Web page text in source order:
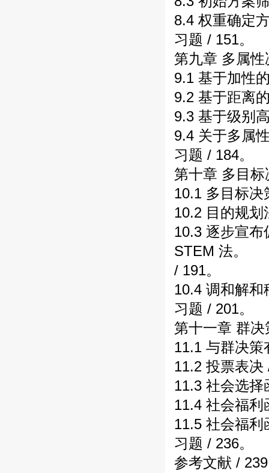
8.4 权重确定
习题 / 151。
第九章 多属
9.1 基于加性
9.2 基于距离
9.3 基于级别
9.4 关于多属
习题 / 184。
第十章 多目
10.1 多目标决
10.2 目的规划
10.3 逐步宣布
STEM 法。
/ 191。
10.4 调和解和
习题 / 201。
第十一章 群
11.1 与群决
11.2 投票表决
11.3 社会选择
11.4 社会福利
11.5 社会福
习题 / 236。
参考文献 /